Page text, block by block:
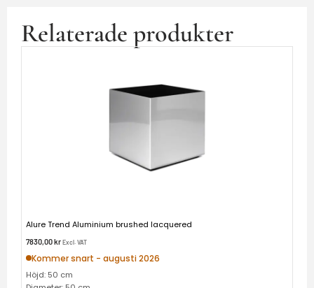
Relaterade produkter
Alure Trend Aluminium brushed lacquered
7830,00krExcl. VAT
Kommer snart - augusti 2026
Höjd: 50 cm